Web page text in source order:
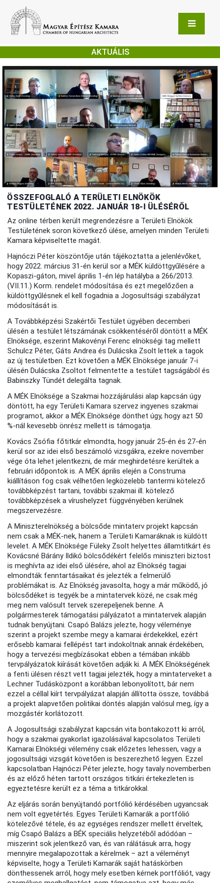
AKTUÁLIS
ÖSSZEFOGLALÓ A TERÜLETI ELNÖKÖK
TESTÜLETÉNEK 2022. JANUÁR 18-I ÜLÉSÉRŐL
Az online térben került megrendezésre a Területi Elnökök
Testületének soron következő ülése, amelyen minden Területi
Kamara képviseltette magát.
Hajnóczi Péter köszöntője után tájékoztatta a jelenlévőket,
hogy 2022. március 31-én kerül sor a MÉK küldöttgyűlésére a
Kopaszi-gáton, mivel április 1-én lép hatályba a 266/2013.
(VII.11.) Korm. rendelet módosítása és ezt megelőzően a
küldöttgyűlésnek el kell fogadnia a Jogosultsági szabályzat
módosítását is.
A Továbbképzési Szakértői Testület ügyében decemberi
ülésén a testület létszámának csökkentéséről döntött a MÉK
Elnöksége, eszerint Makovényi Ferenc elnökségi tag mellett
Schulcz Péter, Gáts Andrea és Dulácska Zsolt lettek a tagok
az új testületben. Ezt követően a MÉK Elnöksége január 7-i
ülésén Dulácska Zsoltot felmentette a testület tagságából és
Babinszky Tündét delegálta tagnak.
A MÉK Elnöksége a Szakmai hozzájárulási alap kapcsán úgy
döntött, ha egy Területi Kamara szervez ingyenes szakmai
programot, akkor a MÉK Elnöksége dönthet úgy, hogy azt 50
%-nál kevesebb önrész mellett is támogatja.
Kovács Zsófia főtitkár elmondta, hogy január 25-én és 27-én
kerül sor az idei első beszámoló vizsgákra, ezekre november
vége óta lehet jelentkezni, de már meghirdetésre kerültek a
februári időpontok is. A MÉK április elején a Construma
kiállításon fog csak vélhetően legközelebb tantermi kötelező
továbbképzést tartani, további szakmai ill. kötelező
továbbképzések a vírushelyzet függvényében kerülnek
megszervezésre.
A Miniszterelnökség a bölcsőde mintaterv projekt kapcsán
nem csak a MÉK-nek, hanem a Területi Kamaráknak is küldött
levelet. A MÉK Elnöksége Füleky Zsolt helyettes államtitkárt és
Kovácsné Bárány Ildikó bölcsődékért felelős miniszteri biztost
is meghívta az idei első ülésére, ahol az Elnökség tagjai
elmondták fenntartásaikat és jelezték a felmerülő
problémákat is. Az Elnökség javasolta, hogy a már működő, jó
bölcsődéket is tegyék be a mintatervek közé, ne csak még
meg nem valósult tervek szerepeljenek benne. A
polgármesterek támogatási pályázatot a mintatervek alapján
tudnak benyújtani. Csapó Balázs jelezte, hogy véleménye
szerint a projekt szembe megy a kamarai érdekekkel, ezért
erősebb kamarai fellépést tart indokoltnak annak érdekében,
hogy a tervezési megbízásokat ebben a témában inkább
tervpályázatok kiírását követően adják ki. A MÉK Elnökségének
a fenti ülésen részt vett tagjai jelezték, hogy a mintaterveket a
Lechner Tudásközpont a korábban lebonyolított, bár nem
ezzel a céllal kiírt tervpályázat alapján állította össze, továbbá
a projekt alapvetően politikai döntés alapján valósul meg, így a
mozgástér korlátozott.
A Jogosultsági szabályzat kapcsán vita bontakozott ki arról,
hogy a szakmai gyakorlat igazolásával kapcsolatos Területi
Kamarai Elnökségi vélemény csak előzetes lehessen, vagy a
jogosultsági vizsgát követően is beszerezhető legyen. Ezzel
kapcsolatban Hajnóczi Péter jelezte, hogy tavaly novemberben
és az előző héten tartott országos titkári értekezleten is
egyeztetésre került ez a téma a titkárokkal.
Az eljárás során benyújtandó portfólió kérdésében ugyancsak
nem volt egyetértés. Egyes Területi Kamarák a portfólió
kötelezővé tétele, és az egységes rendszer mellett érveltek,
míg Csapó Balázs a BÉK speciális helyzetéből adódóan –
miszerint sok jelentkező van, és van rálátásuk arra, hogy
mennyire megalapozottak a kérelmek – azt a véleményt
képviselte, hogy a Területi Kamarák saját hatáskörben
dönthessenek arról, hogy mely esetben kérnek portfóliót, vagy